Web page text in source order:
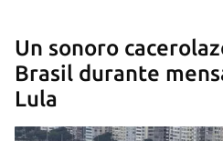
Un sonoro
Brasil durante
Lula